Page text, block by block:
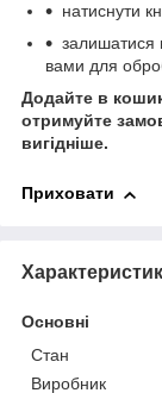
натиснути
залишатися
вами для
Додайте в
отримуйте
вигідніше.
Приховати
Основні
Стан
Виробник